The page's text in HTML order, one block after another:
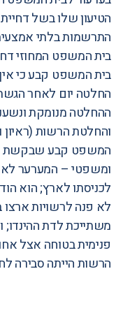
הטיעון שלו בשל
התרשמות בלתי
בית המשפט המחוזי
בית המשפט קבע כי
החלטה יום לאחר
ההחלטה מנומקת
והחלטת הרשות (ראיון
המשפט קבע שבקשת
ומשפטי – המערער
לכניסתו לארץ; הוא
לא פנה לרשויות ארצו
משתייכת לדת ההינדו;
פנימית בטוחה אצל
הרשות הייתה סבירה